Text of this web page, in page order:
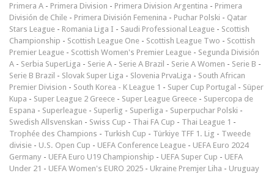
Primera A - Primera Division - Primera Division Argentina - Primera
División de Chile - Primera División Femenina - Puchar Polski - Qatar
Stars League - Romania Liga I - Saudi Professional League - Scottish
Championship - Scottish League One - Scottish League Two - Scottish
Premier League - Scottish Women's Premier League - Segunda División
A - Serbia SuperLiga - Serie A - Serie A Brazil - Serie A Women - Serie B -
Serie B Brazil - Slovak Super Liga - Slovenia PrvaLiga - South African
Premier Division - South Korea - K League 1 - Super Cup Portugal - Süper
Kupa - Super League 2 Greece - Super League Greece - Supercopa de
Espana - Superleague - Superlig - Superliga - Superpuchar Polski -
Swedish Allsvenskan - Swiss Cup - Thai FA Cup - Thai League 1 -
Trophée des Champions - Turkish Cup - Türkiye TFF 1. Lig - Tweede
divisie - U.S. Open Cup - UEFA Conference League - UEFA Euro 2024
Germany - UEFA Euro U19 Championship - UEFA Super Cup - UEFA
Under 21 - UEFA Women's EURO 2025 - Ukraine Premjer Liha - Uruguay